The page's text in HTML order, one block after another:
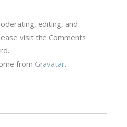
editing, and
visit the Comments
from Gravatar.